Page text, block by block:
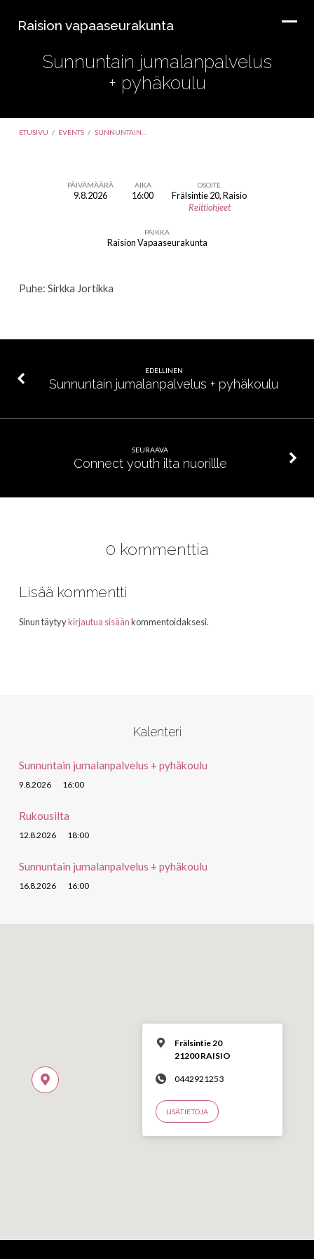
Raision vapaaseurakunta
Sunnuntain jumalanpalvelus
+ pyhäkoulu
ETUSIVU / EVENTS / SUNNUNTAIN…
PÄIVÄMÄÄRÄ
9.8.2026
AIKA
16:00
OSOITE
Frälsintie 20, Raisio
Reittiohjeet
PAIKKA
Raision Vapaaseurakunta
Puhe: Sirkka Jortikka
EDELLINEN
Sunnuntain jumalanpalvelus + pyhäkoulu
SEURAAVA
Connect youth ilta nuorillle
0 kommenttia
Lisää kommentti
Sinun täytyykirjautua sisäänkommentoidaksesi.
Kalenteri
Sunnuntain jumalanpalvelus + pyhäkoulu
9.8.2026 16:00
Rukousilta
12.8.2026 18:00
Sunnuntain jumalanpalvelus + pyhäkoulu
16.8.2026 16:00
Frälsintie 20
21200 RAISIO
0442921253
LISÄTIETOJA